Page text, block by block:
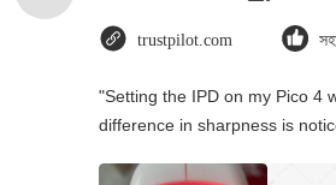
trustpilot.com
"Setting the IPD on my Pico 4
difference in sharpness is